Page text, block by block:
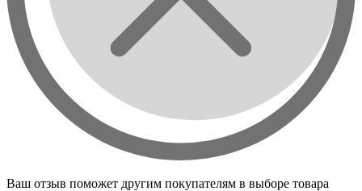
Ваш отзыв поможет другим покупателям в выборе товара